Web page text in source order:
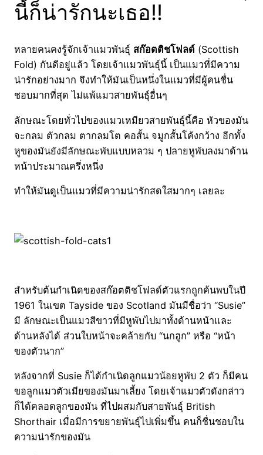
นี้ก็น่ารักนะเธอ!!
หลายคนคงรู้จักเจ้าแมวพันธุ์ สก๊อตติชโฟลด์ (Scottish
Fold) กันดีอยู่แล้ว โดยเจ้าแมวพันธุ์นี้ เป็นแมวที่มีความ
น่ารักอย่างมาก จึงทำให้มันเป็นหนึ่งในแมวที่มีผู้คนชื่น
ชอบมากที่สุด ไม่แพ้แมวสายพันธุ์อื่นๆ
ลักษณะโดยทั่วไปของแมวเหมียวสายพันธุ์นี้คือ หัวของมัน
จะกลม ตัวกลม ตากลมโต คอสั้น จมูกสั้นโค้งกว้าง อีกทั้ง
หูของมันยังมีลักษณะพับแบบหลวม ๆ ปลายหูพับลงมาด้าน
หน้าประมาณครึ่งหนึ่ง
ทำให้มันดูเป็นแมวที่มีความน่ารักสดใสมากๆ เลยละ
สำหรับต้นกำเนิดของสก๊อตติชโฟลด์ตัวแรกถูกค้นพบในปี
1961 ในเขต Tayside ของ Scotland มันมีชื่อว่า “Susie”
มี ลักษณะเป็นแมวสีขาวที่มีหูพับไปมาทั้งด้านหน้าและ
ด้านหลังได้ ส่วนใบหน้าจะคล้ายกับ “นกฮูก” หรือ “หน้า
ของตัวนาก”
หลังจากที่ Susie ก็ได้กำเนิดลูกแมวน้อยหูพับ 2 ตัว ก็มีคน
ขอลูกแมวตัวเมียของมันมาเลี้ยง โดยเจ้าแมวตัวดังกล่าว
ก็ได้คลอดลูกของมัน ที่ไปผสมกับสายพันธุ์ British
Shorthair เมื่อมีการขยายพันธุ์ไปเพิ่มขึ้น คนก็ชื่นชอบใน
ความน่ารักของมัน